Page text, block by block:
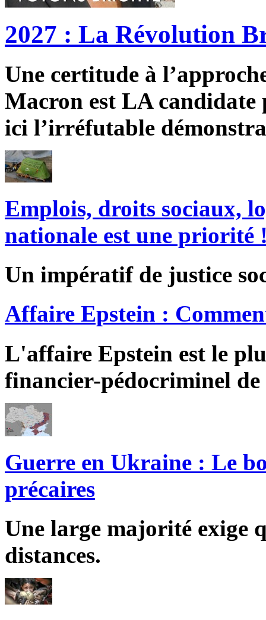
2027 : La Révolution
Une certitude à
Macron est LA candidate
ici l’irréfutable
Emplois, droits sociaux,
nationale est une priorité
Un impératif de justice
Affaire Epstein :
L'affaire Epstein est le
financier-pédocriminel
Guerre en Ukraine : Le
précaires
Une large majorité exige
distances.